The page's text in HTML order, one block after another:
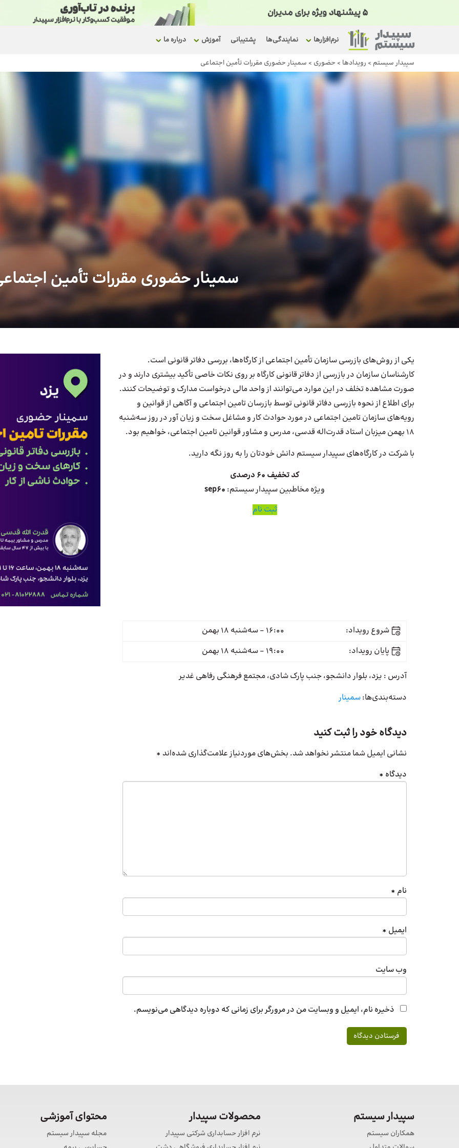
نرم‌افزارها نمایندگی‌ها پشتیبانی آموزش درباره ما
سپیدار سیستم > رویداد‌ها > حضوری > سمینار حضوری مقررات تأمین اجتماعی
سمینار حضوری مقررات تأمین
یکی از روش‌های بازرسی سازمان تأمین اجتماعی از کارگاه‌ها، بررسی دفاتر قانونی است.
کارشناسان سازمان در بازرسی از دفاتر قانونی کارگاه بر روی نکات خاصی تأکید بیشتری دارند و در
صورت مشاهده تخلف در این موارد می‌توانند از واحد مالی درخواست مدارک و توضیحات کنند.
برای اطلاع از نحوه بازرسی دفاتر قانونی توسط بازرسان تامین اجتماعی و آگاهی از قوانین و
رویه‌های سازمان تامین اجتماعی در مورد حوادث کار و مشاغل سخت و زیان آور در روز سه‌شنبه
۱۸ بهمن میزبان استاد قدرت‌اله قدسی، مدرس و مشاور قوانین تامین اجتماعی، خواهیم بود.
با شرکت در کارگاه‌های سپیدار سیستم دانش خودتان را به روز نگه دارید.
کد تخفیف 60 درصدی
ویژه مخاطبین سپیدار سیستم: sep60
ثبت نام
شروع رویداد:
16:00 - سه‌شنبه 18 بهمن
پایان رویداد:
19:00 - سه‌شنبه 18 بهمن
آدرس : یزد، بلوار دانشجو، جنب پارک شادی، مجتمع فرهنگی رفاهی غدیر
دسته‌بندی‌ها:سمینار
دیدگاه خود را ثبت کنید
نشانی ایمیل شما منتشر نخواهد شد. بخش‌های موردنیاز علامت‌گذاری شده‌اند *
دیدگاه *
نام *
ایمیل *
وب‌ سایت
ذخیره نام، ایمیل و وبسایت من در مرورگر برای زمانی که دوباره دیدگاهی می‌نویسم.
سپیدار سیستم
همکاران سیستم
محصولات سپیدار
نرم افزار حسابداری شرکتی سپیدار
محتوای آموزشی
مجله سپیدار سیستم